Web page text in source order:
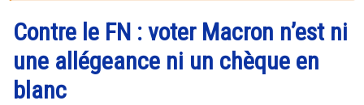
Contre le FN : voter Macron n’est ni
une allégeance ni un chèque en
blanc